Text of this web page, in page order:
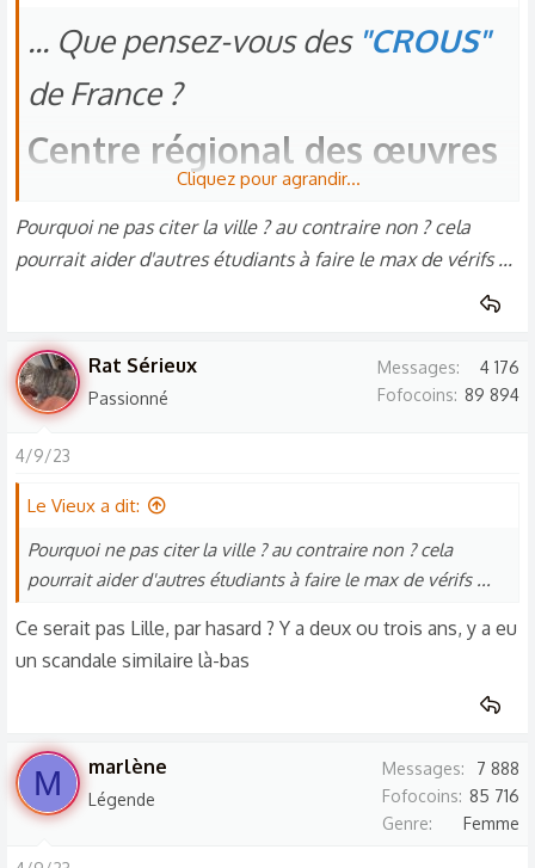
... Que pensez-vous des "CROUS"
de France ?
Centre régional des œuvres
universitaires et scolaires​
CROUS
pour passer une bonne année universitaire!!!
bestioles (cafards, punaises de lit et autres...)
Heureusement ses parents l'accompagnaient...
et ont pu "le sortir de là" !!!
Il a pu"squatter"chez une de ses tantes qui
Je ne vous donnerai pas le nom de la ville car
Maintenant mon neveu doit essayer de trouver
unhébergement privé
Ses parents habitent à 300 km de là...
Cliquez pour agrandir...
Pourquoi ne pas citer la ville ? au contraire non ? cela
pourrait aider d'autres étudiants à faire le max de vérifs ...
Rat Sérieux
Passionné
Messages
4 176
Fofocoins 89 894
4/9/23
Le Vieux a dit:
Pourquoi ne pas citer la ville ? au contraire non ? cela
pourrait aider d'autres étudiants à faire le max de vérifs ...
Ce serait pas Lille, par hasard ? Y a deux ou trois ans, y a eu
un scandale similaire là-bas
M marlène
Légende
Messages
7 888
Fofocoins 85 716
Genre
Femme